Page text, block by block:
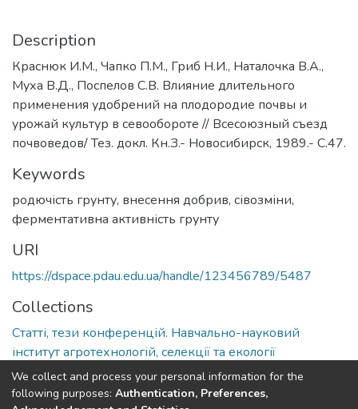
Description
Краснюк И.М., Чапко П.М., Гриб Н.И., Наталочка В.А.,
Муха В.Д., Поспелов С.В. Влияние длительного
применения удобрений на плодородие почвы и
урожай культур в севообороте // Всесоюзный съезд
почвоведов/ Тез. докл. Кн.З.- Новосибирск, 1989.- С.47.
Keywords
родючість грунту, внесення добрив, сівозміни,
ферментативна активність грунту
URI
https://dspace.pdau.edu.ua/handle/123456789/5487
Collections
Статті, тези конференцій. Навчально-науковий
інститут агротехнологій, селекції та екології
Full item page
We collect and process your personal information for the
following purposes: Authentication, Preferences,